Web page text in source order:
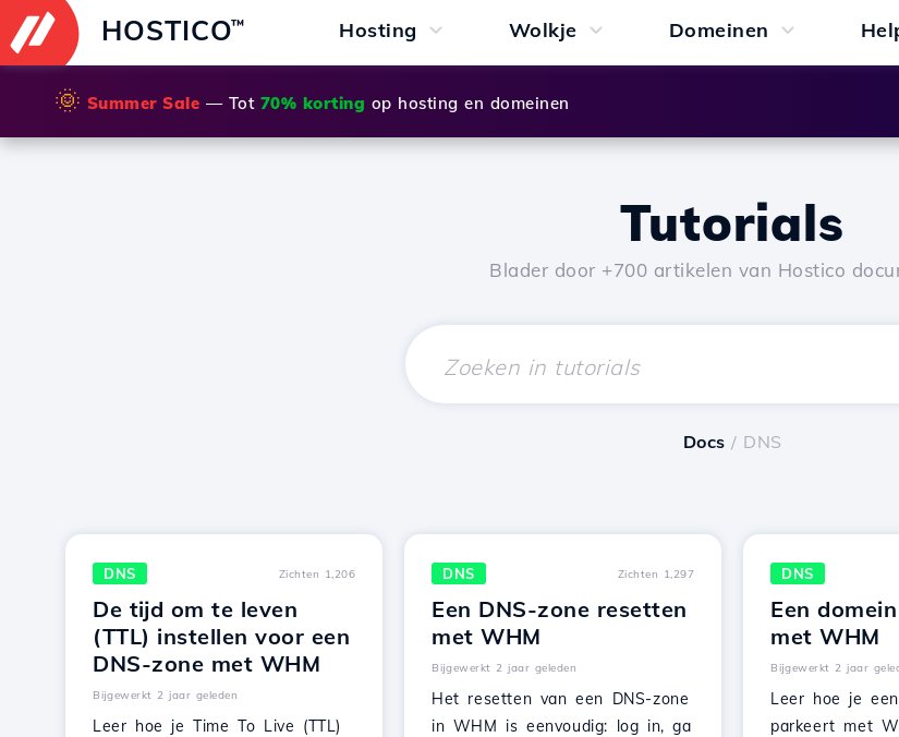
HOSTICO™ Hosting Wolkje Domeinen
🌞 Summer Sale — Tot 70% korting op hosting en domeinen
Tutorials
Blader door +700 artikelen van Hostico
Docs / DNS
DNS Zichten 1,206
De tijd om te leven
(TTL) instellen voor een
DNS-zone met WHM
Bijgewerkt 2 jaar geleden
Leer hoe je Time To Live (TTL)
DNS Zichten 1,297
Een DNS-zone resetten
met WHM
Bijgewerkt 2 jaar geleden
Het resetten van een DNS-zone
in WHM is eenvoudig: log in, ga
DNS
Een
met WHM
Bijgewerkt 2 jaar
Leer hoe je
parkeert met